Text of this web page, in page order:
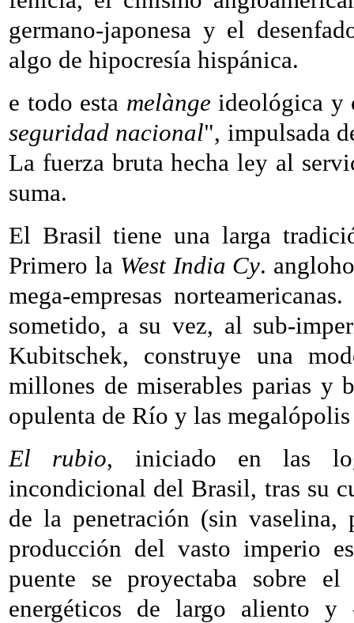
germano-japonesa y el
algo de hipocresía hispánica.
e todo esta melànge ideológica y
seguridad nacional", impulsada
La fuerza bruta hecha ley al
suma.
El Brasil tiene una larga
Primero la West India Cy.
mega-empresas norteamericanas.
sometido, a su vez, al sub-
Kubitschek, construye una
millones de miserables parias y
opulenta de Río y las
El rubio, iniciado en las
incondicional del Brasil, tras su
de la penetración (sin vaselina,
producción del vasto imperio
puente se proyectaba sobre
energéticos de largo aliento